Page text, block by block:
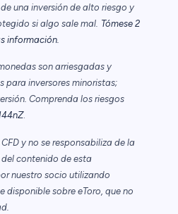
una inversión de alto riesgo y
si algo sale mal. Tómese 2
información.
son arriesgadas y
para inversores minoristas;
Comprenda los riesgos
.
y no se responsabiliza de la
contenido de esta
nuestro socio utilizando
disponible sobre eToro, que no